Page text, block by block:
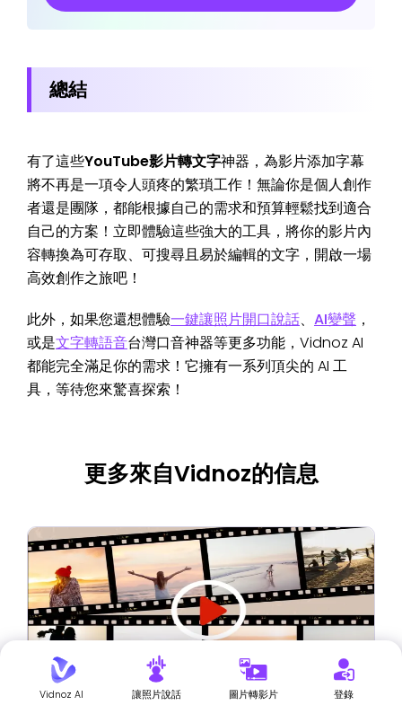
總結
有了這些YouTube影片轉文字神器，為影片添加字幕
將不再是一項令人頭疼的繁瑣工作！無論你是個人創作
者還是團隊，都能根據自己的需求和預算輕鬆找到適合
自己的方案！立即體驗這些強大的工具，將你的影片內
容轉換為可存取、可搜尋且易於編輯的文字，開啟一場
高效創作之旅吧！
此外，如果您還想體驗一鍵讓照片開口說話、 AI變聲 ，
或是文字轉語音台灣口音神器等更多功能，Vidnoz AI
都能完全滿足你的需求！它擁有一系列頂尖的 AI 工
具，等待您來驚喜探索！
更多來自Vidnoz的信息
Vidnoz AI 讓照片說話 圖片轉影片 登錄